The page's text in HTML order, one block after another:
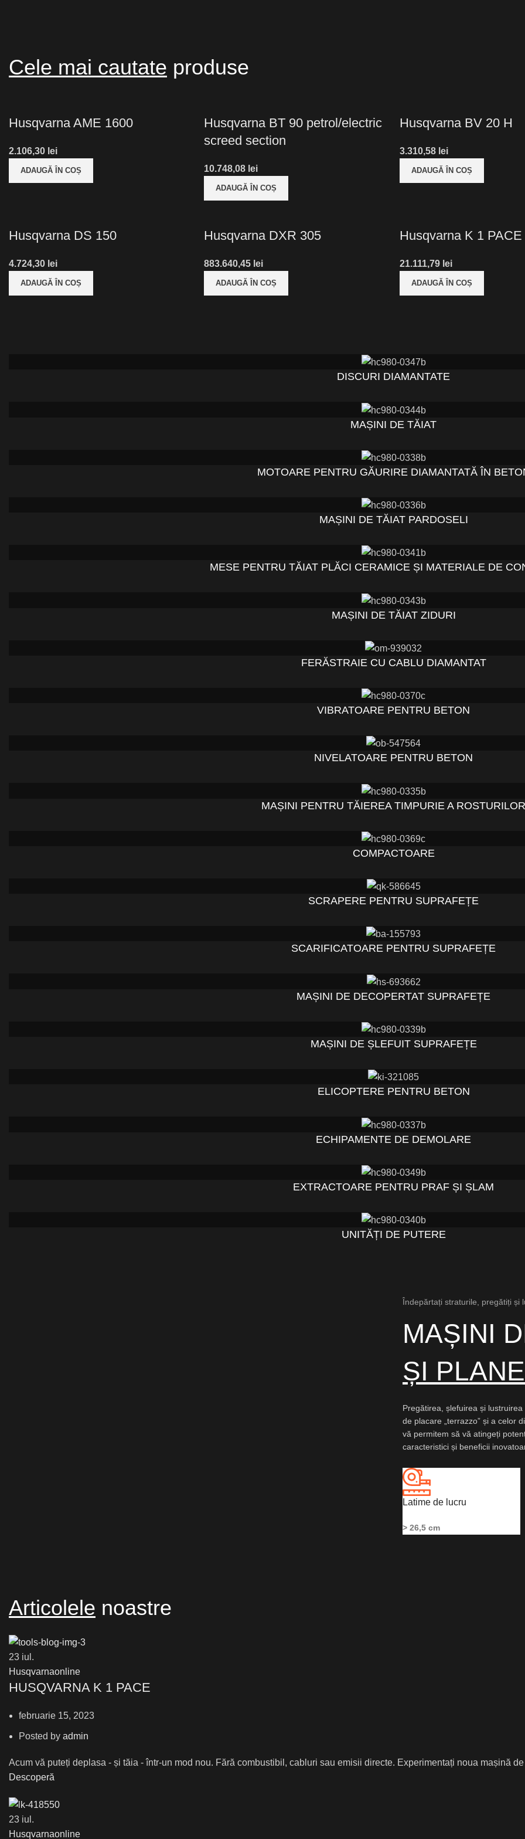
Cele mai cautate produse
Husqvarna AME 1600
lei
ADAUGĂ ÎN COȘ
Husqvarna BT 90 petrol/electric
screed section
lei
ADAUGĂ ÎN COȘ
Husqvarna BV 20 H
lei
ADAUGĂ ÎN COȘ
Husqvarna DS 150
lei
ADAUGĂ ÎN COȘ
Husqvarna DXR 305
lei
ADAUGĂ ÎN COȘ
Husqvarna K 1 PACE
lei
ADAUGĂ ÎN COȘ
DISCURI DIAMANTATE
MAȘINI DE TĂIAT
MOTOARE PENTRU GĂURIRE DIAMANTATĂ ÎN
MAȘINI DE TĂIAT PARDOSELI
MESE PENTRU TĂIAT PLĂCI CERAMICE ȘI MATERIALE DE
MAȘINI DE TĂIAT ZIDURI
FERĂSTRAIE CU CABLU DIAMANTAT
VIBRATOARE PENTRU BETON
NIVELATOARE PENTRU BETON
MAȘINI PENTRU TĂIEREA TIMPURIE A
COMPACTOARE
SCRAPERE PENTRU SUPRAFEȚE
SCARIFICATOARE PENTRU SUPRAFEȚE
MAȘINI DE DECOPERTAT SUPRAFEȚE
MAȘINI DE ȘLEFUIT SUPRAFEȚE
ELICOPTERE PENTRU BETON
ECHIPAMENTE DE DEMOLARE
EXTRACTOARE PENTRU PRAF ȘI ȘLAM
UNITĂȚI DE PUTERE
Îndepărtați straturile, pregătiți și
MAȘINI
ȘI
Pregătirea, șlefuirea și
de placare „terrazzo” și a celor
vă permitem să vă atingeți
caracteristici și beneficii
Latime de lucru
> 26,5 cm
Articolele noastre
23 iul.
Husqvarnaonline
HUSQVARNA K 1 PACE
februarie 15, 2023
Posted by admin
Acum vă puteți deplasa - și tăia - într-un mod nou. Fără combustibil, cabluri sau emisii directe. Experimentați noua mașină de
Descoperă
23 iul.
Husqvarnaonline